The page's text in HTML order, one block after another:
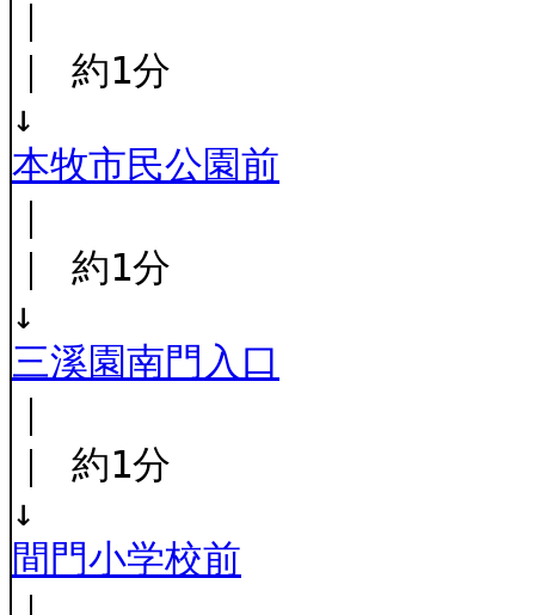
｜ 約1分
↓
本牧市民公園前
｜ 約1分
↓
三溪園南門入口
｜ 約1分
↓
間門小学校前